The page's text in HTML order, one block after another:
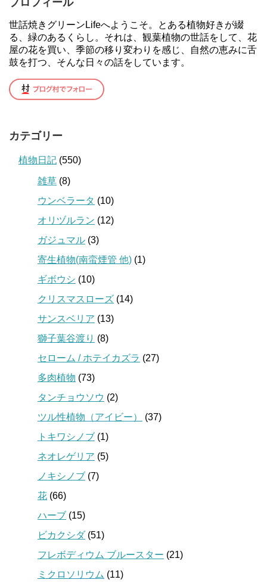
プロフィール
世話焼きグリーンLifeへようこそ。とある植物好きが綴
る、緑のあるくらし。それは、観葉植物の世話をして、花
屋の花を買い、季節の移り変わりを感じ、自然の恵みに舌
鼓を打つ、そんな日々の話をしています。
カテゴリー
植物日記 (550)
雑草 (8)
ウンベラータ (10)
オリヅルラン (12)
ガジュマル (3)
寄生植物(南蛮煙管 他) (1)
ギボウシ (10)
クリスマスローズ (14)
サンスベリア (13)
獅子葉谷渡り (8)
セローム / ホテイカズラ (27)
多肉植物 (73)
タンチョウソウ (2)
ツル性植物（アイビー）
(37)
トキワシノブ (1)
ネオレゲリア (5)
ノキシノブ (7)
花 (66)
ハーブ (15)
ビカクシダ(51)
フレボディウム ブルースター (21)
ミクロソリウム (11)